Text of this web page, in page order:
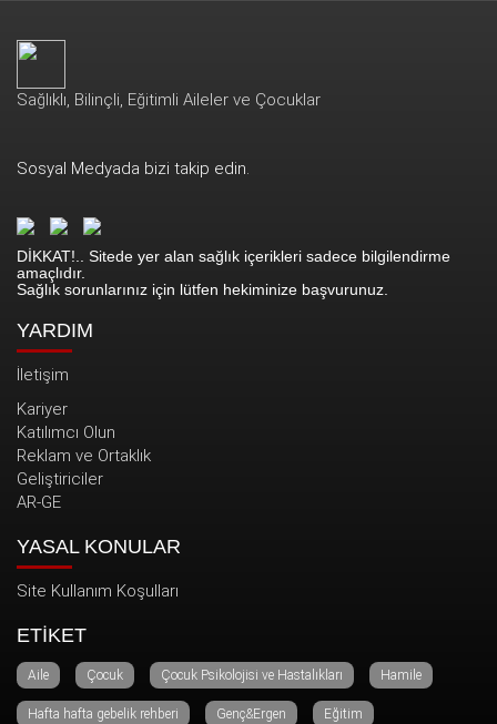
Sağlıklı, Bilinçli, Eğitimli Aileler ve Çocuklar
Sosyal Medyada bizi takip edin.
DİKKAT!.. Sitede yer alan sağlık içerikleri sadece bilgilendirme
amaçlıdır.
Sağlık sorunlarınız için lütfen hekiminize başvurunuz.
YARDIM
İletişim
Kariyer
Katılımcı Olun
Reklam ve Ortaklık
Geliştiriciler
AR-GE
YASAL KONULAR
Site Kullanım Koşulları
ETİKET
Aile Çocuk Çocuk Psikolojisi ve Hastalıkları Hamile
Hafta hafta gebelik rehberi Genç&Ergen Eğitim